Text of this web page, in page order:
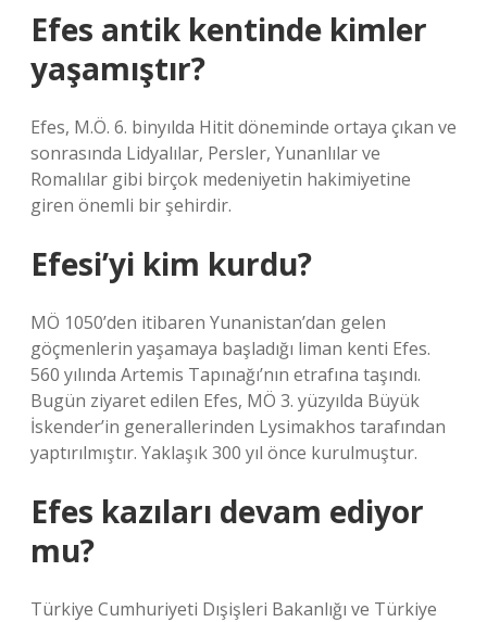
Efes antik kentinde kimler
yaşamıştır?
Efes, M.Ö. 6. binyılda Hitit döneminde ortaya çıkan ve
sonrasında Lidyalılar, Persler, Yunanlılar ve
Romalılar gibi birçok medeniyetin hakimiyetine
giren önemli bir şehirdir.
Efesi’yi kim kurdu?
MÖ 1050’den itibaren Yunanistan’dan gelen
göçmenlerin yaşamaya başladığı liman kenti Efes.
560 yılında Artemis Tapınağı’nın etrafına taşındı.
Bugün ziyaret edilen Efes, MÖ 3. yüzyılda Büyük
İskender’in generallerinden Lysimakhos tarafından
yaptırılmıştır. Yaklaşık 300 yıl önce kurulmuştur.
Efes kazıları devam ediyor
mu?
Türkiye Cumhuriyeti Dışişleri Bakanlığı ve Türkiye